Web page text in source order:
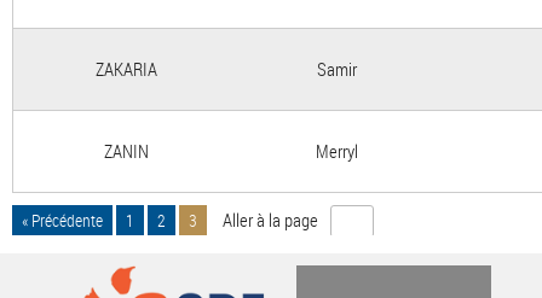
ZAKARIA Samir
ZANIN Merryl
« Précédente 1 2 3 Aller à la page